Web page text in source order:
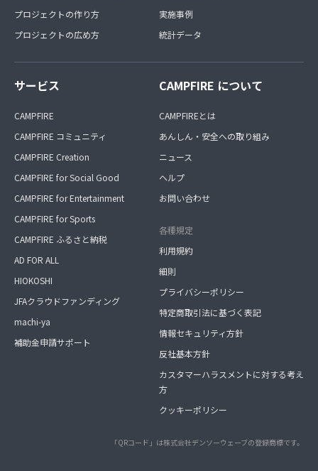
プロジェクトの作り方
プロジェクトの広め方
実施事例
統計データ
サービス
CAMPFIRE
CAMPFIRE コミュニティ
CAMPFIRE Creation
CAMPFIRE for Social Good
CAMPFIRE for Entertainment
CAMPFIRE for Sports
CAMPFIRE ふるさと納税
AD FOR ALL
HIOKOSHI
JFAクラウドファンディング
machi-ya
補助金申請サポート
CAMPFIRE について
CAMPFIREとは
あんしん・安全への取り組み
ニュース
ヘルプ
お問い合わせ
各種規定
利用規約
細則
プライバシーポリシー
特定商取引法に基づく表記
情報セキュリティ方針
反社基本方針
カスタマーハラスメントに対する考え
方
クッキーポリシー
「QRコード」は株式会社デンソーウェーブの登録商標です。